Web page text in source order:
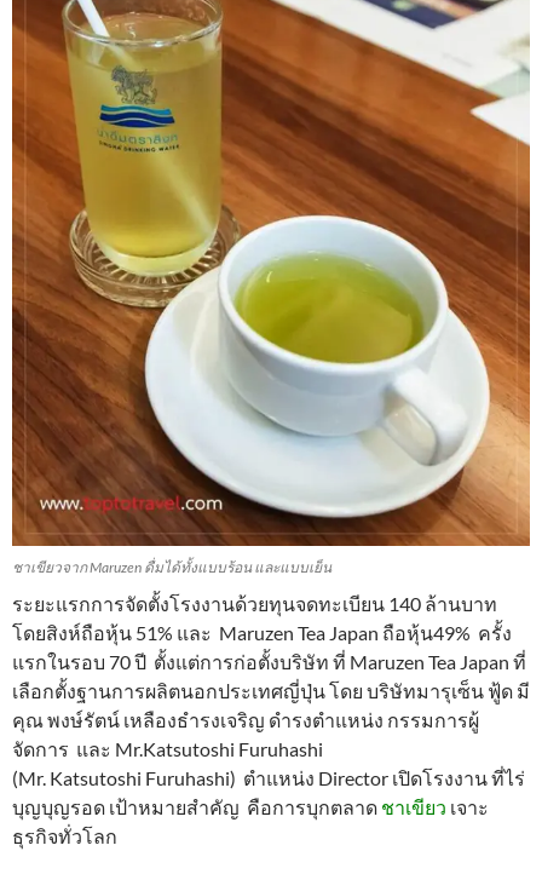
ชาเขียวจาก Maruzen ดื่มได้ทั้งแบบร้อน และแบบเย็น
ระยะแรกการจัดตั้งโรงงานด้วยทุนจดทะเบียน 140 ล้านบาท
โดยสิงห์ถือหุ้น 51% และ Maruzen Tea Japan ถือหุ้น49% ครั้ง
แรกในรอบ 70 ปี ตั้งแต่การก่อตั้งบริษัท ที่ Maruzen Tea Japan ที่
เลือกตั้งฐานการผลิตนอกประเทศญี่ปุ่น โดย บริษัทมารุเซ็น ฟู้ด มี
คุณ พงษ์รัตน์ เหลืองธำรงเจริญ ดำรงตำแหน่ง กรรมการผู้
จัดการ และ Mr.Katsutoshi Furuhashi
(Mr. Katsutoshi Furuhashi) ตำแหน่ง Director เปิดโรงงาน ที่ไร่
บุญบุญรอด เป้าหมายสำคัญ คือการบุกตลาด ชาเขียว เจาะ
ธุรกิจทั่วโลก